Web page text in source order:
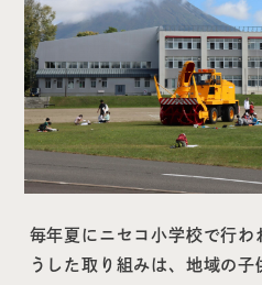
毎年夏にニセコ小学校で行わ
うした取り組みは、地域の